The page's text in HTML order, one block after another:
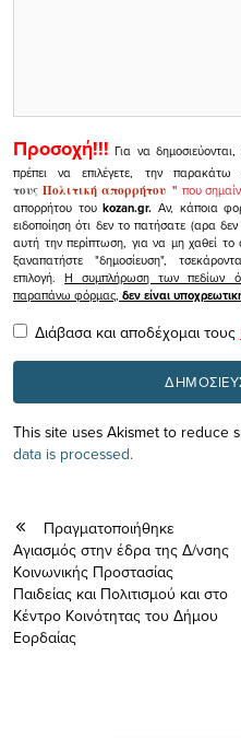
Προσοχή!!! Για να
πρέπει να επιλέγετε, την παρακάτω
τουςΠολιτική απορρήτου" που
απορρήτου τουkozan.gr. Αν, κάποια
ειδοποίηση ότι δεν το πατήσατε (αρα
αυτή την περίπτωση, για να μη χαθεί
ξαναπατήστε "δημοσίευση",
επιλογή.Η συμπλήρωση των πεδίων
παραπάνω φόρμας, δεν είναι
Διάβασα και αποδέχομαι τους
This site uses Akismet to reduce
data is processed.
Πραγματοποιήθηκε
Αγιασμός στην έδρα της Δ/νσης
Κοινωνικής Προστασίας
Παιδείας και Πολιτισμού και στο
Κέντρο Κοινότητας του Δήμου
Εορδαίας